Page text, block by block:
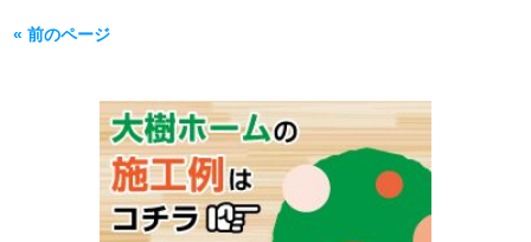
« 前のページ